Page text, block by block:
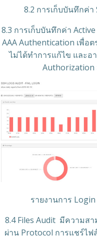
8.2 การเก็บบันทึกค่า
8.3 การเก็บบันทึกค่า
AAA Authentication เพื่อ
ไม่ได้ทำการแก้ไข และอ
Authorization
รายงานการ
8.4 Files Audit มีความส
ผ่าน Protocol การแชร์ไ